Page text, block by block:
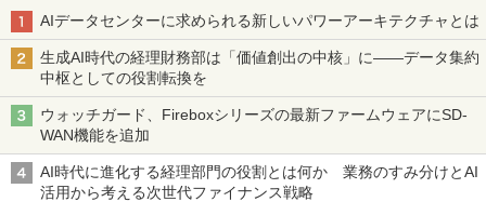
AIデータセンターに求められる新しいパワーアーキテクチャとは
生成AI時代の経理財務部は「価値創出の中核」に――データ集約
中枢としての役割転換を
ウォッチガード、Fireboxシリーズの最新ファームウェアにSD-
WAN機能を追加
AI時代に進化する経理部門の役割とは何か 業務のすみ分けとAI
活用から考える次世代ファイナンス戦略